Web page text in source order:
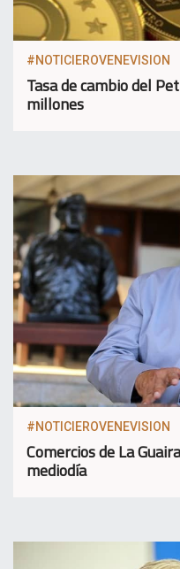
#NOTICIEROVENEVISION
Tasa de cambio del
millones
#NOTICIEROVENEVISION
Comercios de La
mediodía